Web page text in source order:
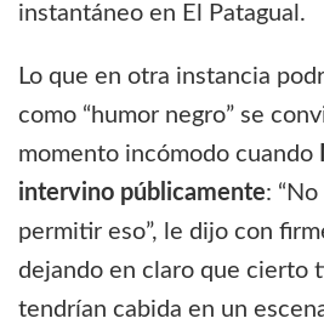
instantáneo en El Patagual.
Lo que en otra instancia
como “humor negro” se
momento incómodo cuando
intervino públicamente:
permitir eso”, le dijo con
dejando en claro que cierto
tendrían cabida en un